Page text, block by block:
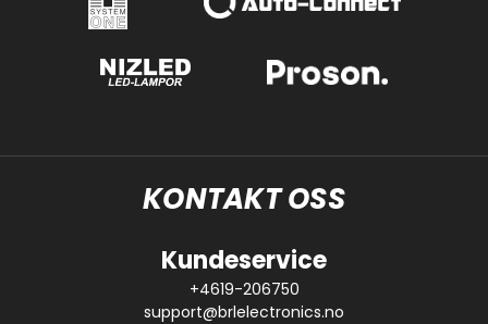
KONTAKT OSS
Kundeservice
+4619-206750
support@brlelectronics.no